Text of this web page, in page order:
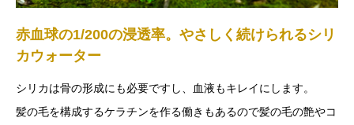
赤血球の1/200の浸透率。やさしく続けられるシリ
カウォーター
シリカは骨の形成にも必要ですし、血液もキレイにします。
髪の毛を構成するケラチンを作る働きもあるので髪の毛の艶やコ